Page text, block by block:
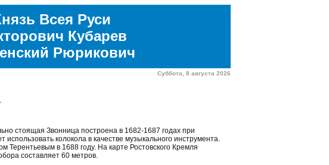
Всея Руси
Кубарев
Рюрикович
Суббота, 8 августа 2026
стоящая Звонница построена в 1682-1687 годах при
колокола в качестве музыкального инструмента.
в 1688 году. На карте Ростовского Кремля
составляет 60 метров.